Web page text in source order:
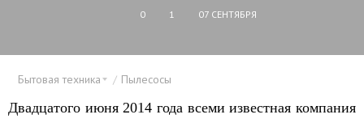
0 1 07 СЕНТЯБРЯ
Бытовая техника Пылесосы
Двадцатого июня 2014 года всеми известная компания